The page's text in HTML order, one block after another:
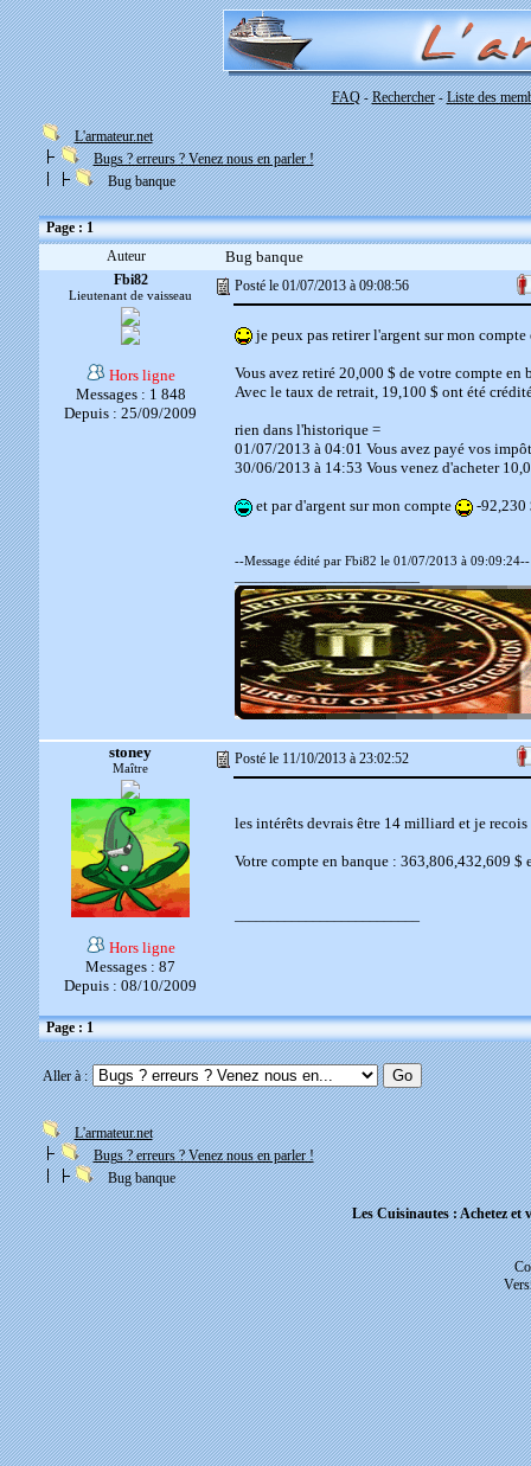
FAQ-Rechercher-Liste des
L'armateur.net
Bugs ? erreurs ? Venez nous en parler !
Bug banque
Page : 1
Auteur
Bug banque
Fbi82
Lieutenant de vaisseau
Posté le 01/07/2013 à 09:08:56
Hors ligne
Messages : 1 848
Depuis : 25/09/2009
je peux pas retirer l'argent sur mon compte
Vous avez retiré 20,000 $ de votre compte en
Avec le taux de retrait, 19,100 $ ont été
rien dans l'historique =
01/07/2013 à 04:01 Vous avez payé vos
30/06/2013 à 14:53 Vous venez d'acheter
et par d'argent sur mon compte -92,230
--Message édité par Fbi82 le 01/07/2013 à 09:09:24--
stoney
Maître
Posté le 11/10/2013 à 23:02:52
Hors ligne
Messages : 87
Depuis : 08/10/2009
les intérêts devrais être 14 milliard et je
Votre compte en banque : 363,806,432,609 $
Page : 1
Aller à :
L'armateur.net
Bugs ? erreurs ? Venez nous en parler !
Bug banque
Les Cuisinautes : Achetez et